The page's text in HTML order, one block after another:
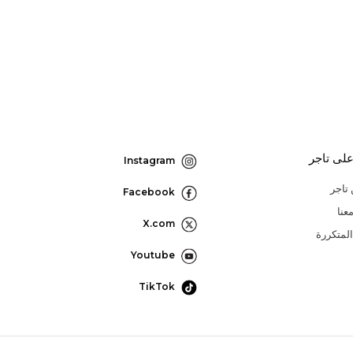
تاجر Instagram
Facebook
X.com
Youtube
TikTok